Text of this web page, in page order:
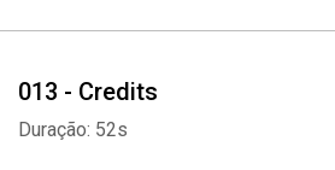
013 - Credits
Duração: 52s